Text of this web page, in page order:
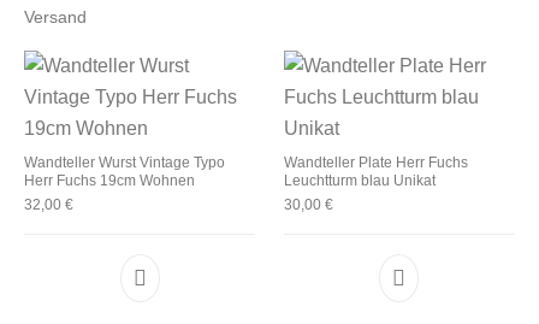
Versand
Wandteller Wurst Vintage Typo
Herr Fuchs 19cm Wohnen
32,00€
Wandteller Plate Herr Fuchs
Leuchtturm blau Unikat
30,00 €